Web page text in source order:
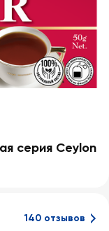
серия Ceylon
140 отзывов